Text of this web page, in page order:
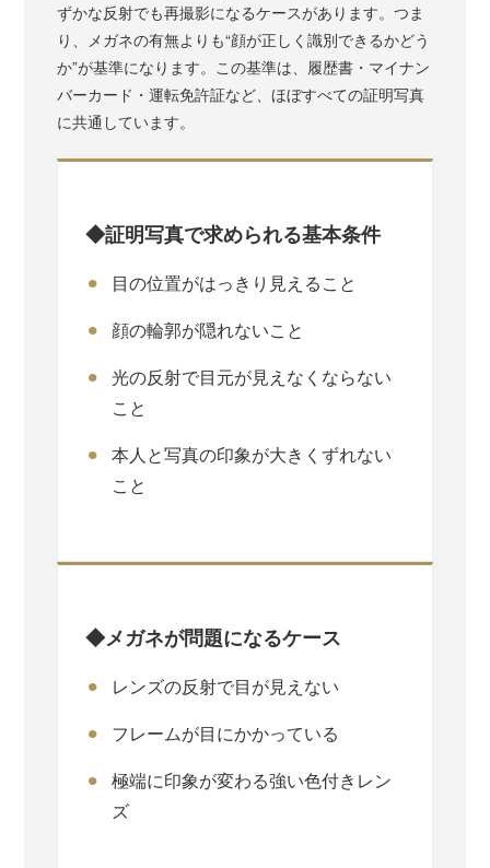
ずかな反射でも再撮影になるケースがあります。つま
り、メガネの有無よりも“顔が正しく識別できるかどう
か”が基準になります。この基準は、履歴書・マイナン
バーカード・運転免許証など、ほぼすべての証明写真
に共通しています。
◆証明写真で求められる基本条件
目の位置がはっきり見えること
顔の輪郭が隠れないこと
光の反射で目元が見えなくならない
こと
本人と写真の印象が大きくずれない
こと
◆メガネが問題になるケース
レンズの反射で目が見えない
フレームが目にかかっている
極端に印象が変わる強い色付きレン
ズ